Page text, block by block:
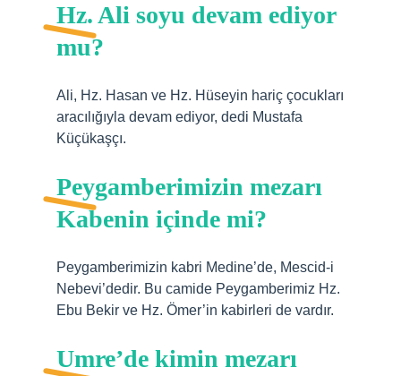
Hz. Ali soyu devam ediyor
mu?
Ali, Hz. Hasan ve Hz. Hüseyin hariç çocukları
aracılığıyla devam ediyor, dedi Mustafa
Küçükaşçı.
Peygamberimizin mezarı
Kabenin içinde mi?
Peygamberimizin kabri Medine’de, Mescid-i
Nebevi’dedir. Bu camide Peygamberimiz Hz.
Ebu Bekir ve Hz. Ömer’in kabirleri de vardır.
Umre’de kimin mezarı